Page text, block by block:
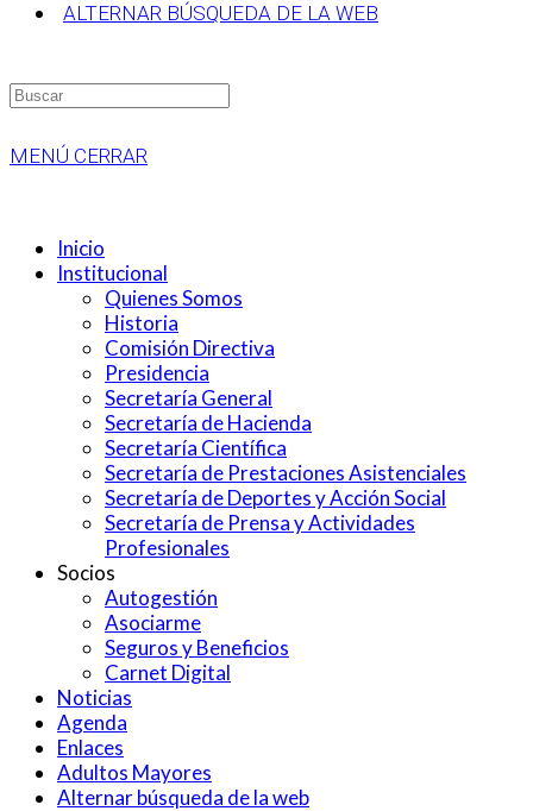
ALTERNAR BÚSQUEDA DE LA WEB
MENÚ CERRAR
Inicio
Institucional
Quienes Somos
Historia
Comisión Directiva
Presidencia
Secretaría General
Secretaría de Hacienda
Secretaría Científica
Secretaría de Prestaciones Asistenciales
Secretaría de Deportes y Acción Social
Secretaría de Prensa y Actividades
Profesionales
Socios
Autogestión
Asociarme
Seguros y Beneficios
Carnet Digital
Noticias
Agenda
Enlaces
Adultos Mayores
Alternar búsqueda de la web